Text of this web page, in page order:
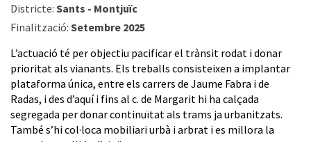
Districte: Sants - Montjuïc
Finalització: Setembre 2025
L’actuació té per objectiu pacificar el trànsit rodat i donar
prioritat als vianants. Els treballs consisteixen a implantar
plataforma única, entre els carrers de Jaume Fabra i de
Radas, i des d’aquí i fins al c. de Margarit hi ha calçada
segregada per donar continuïtat als trams ja urbanitzats.
També s’hi col·loca mobiliari urbà i arbrat i es millora la